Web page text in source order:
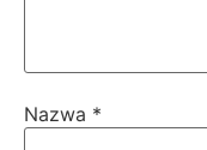
Nazwa *